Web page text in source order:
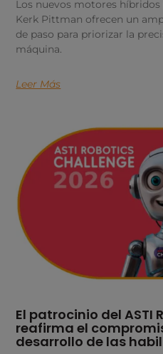
Los nuevos motores híbridos
Kerk Pittman ofrecen un
de paso para priorizar la
máquina.
Leer Más
El patrocinio del ASTI
reafirma el
desarrollo de las